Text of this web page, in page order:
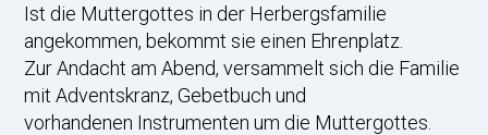
Ist die Muttergottes in der Herbergsfamilie
angekommen, bekommt sie einen Ehrenplatz.
Zur Andacht am Abend, versammelt sich die Familie
mit Adventskranz, Gebetbuch und
vorhandenen Instrumenten um die Muttergottes.